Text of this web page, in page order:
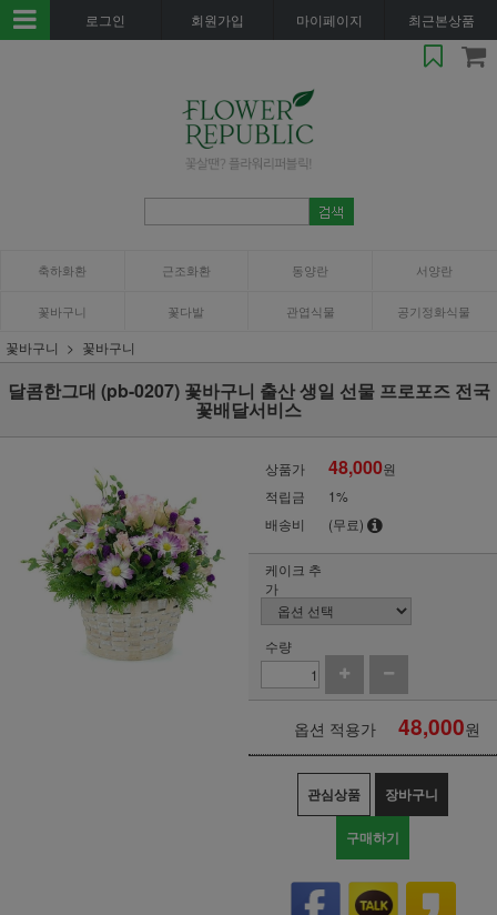
로그인 회원가입 마이페이지 최근본상품
축하화환 근조화환 동양란 서양란
꽃바구니 꽃다발 관엽식물 공기정화식물
꽃바구니 꽃바구니
달콤한그대 (pb-0207) 꽃바구니 출산 생일 선물 프로포즈 전국
꽃배달서비스
상품가 48,000원
적립금
1%
배송비
(무료)
케이크 추
가
수량
옵션 적용가 48,000원
관심상품 장바구니
구매하기